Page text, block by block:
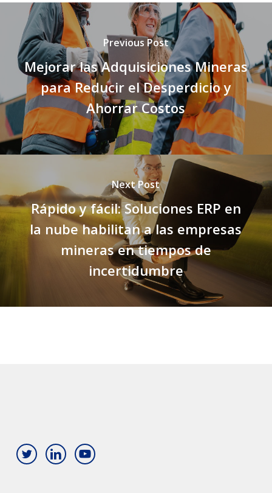
Previous Post
Mejorar las Adquisiciones Mineras
para Reducir el Desperdicio y
Ahorrar Costos
Next Post
Rápido y fácil: Soluciones ERP en
la nube habilitan a las empresas
mineras en tiempos de
incertidumbre